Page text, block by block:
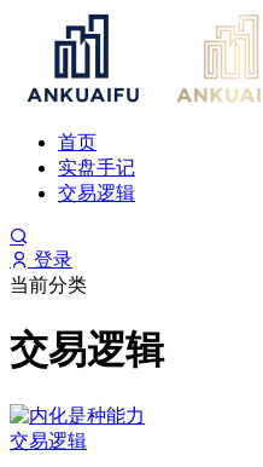
首页
实盘手记
交易逻辑
登录
当前分类
交易逻辑
交易逻辑